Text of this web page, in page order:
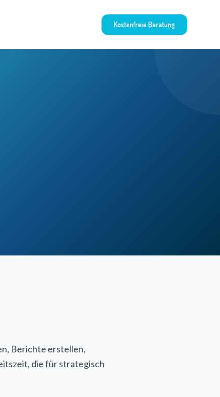
Kostenfreie Beratung
Berichte erstellen,
die für strategisch